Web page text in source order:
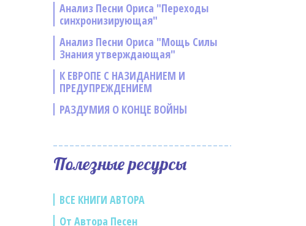
Анализ Песни Ориса "Переходы
синхронизирующая"
Анализ Песни Ориса "Мощь Силы
Знания утверждающая"
К ЕВРОПЕ С НАЗИДАНИЕМ И
ПРЕДУПРЕЖДЕНИЕМ
РАЗДУМИЯ О КОНЦЕ ВОЙНЫ
Полезные ресурсы
ВСЕ КНИГИ АВТОРА
От Автора Песен